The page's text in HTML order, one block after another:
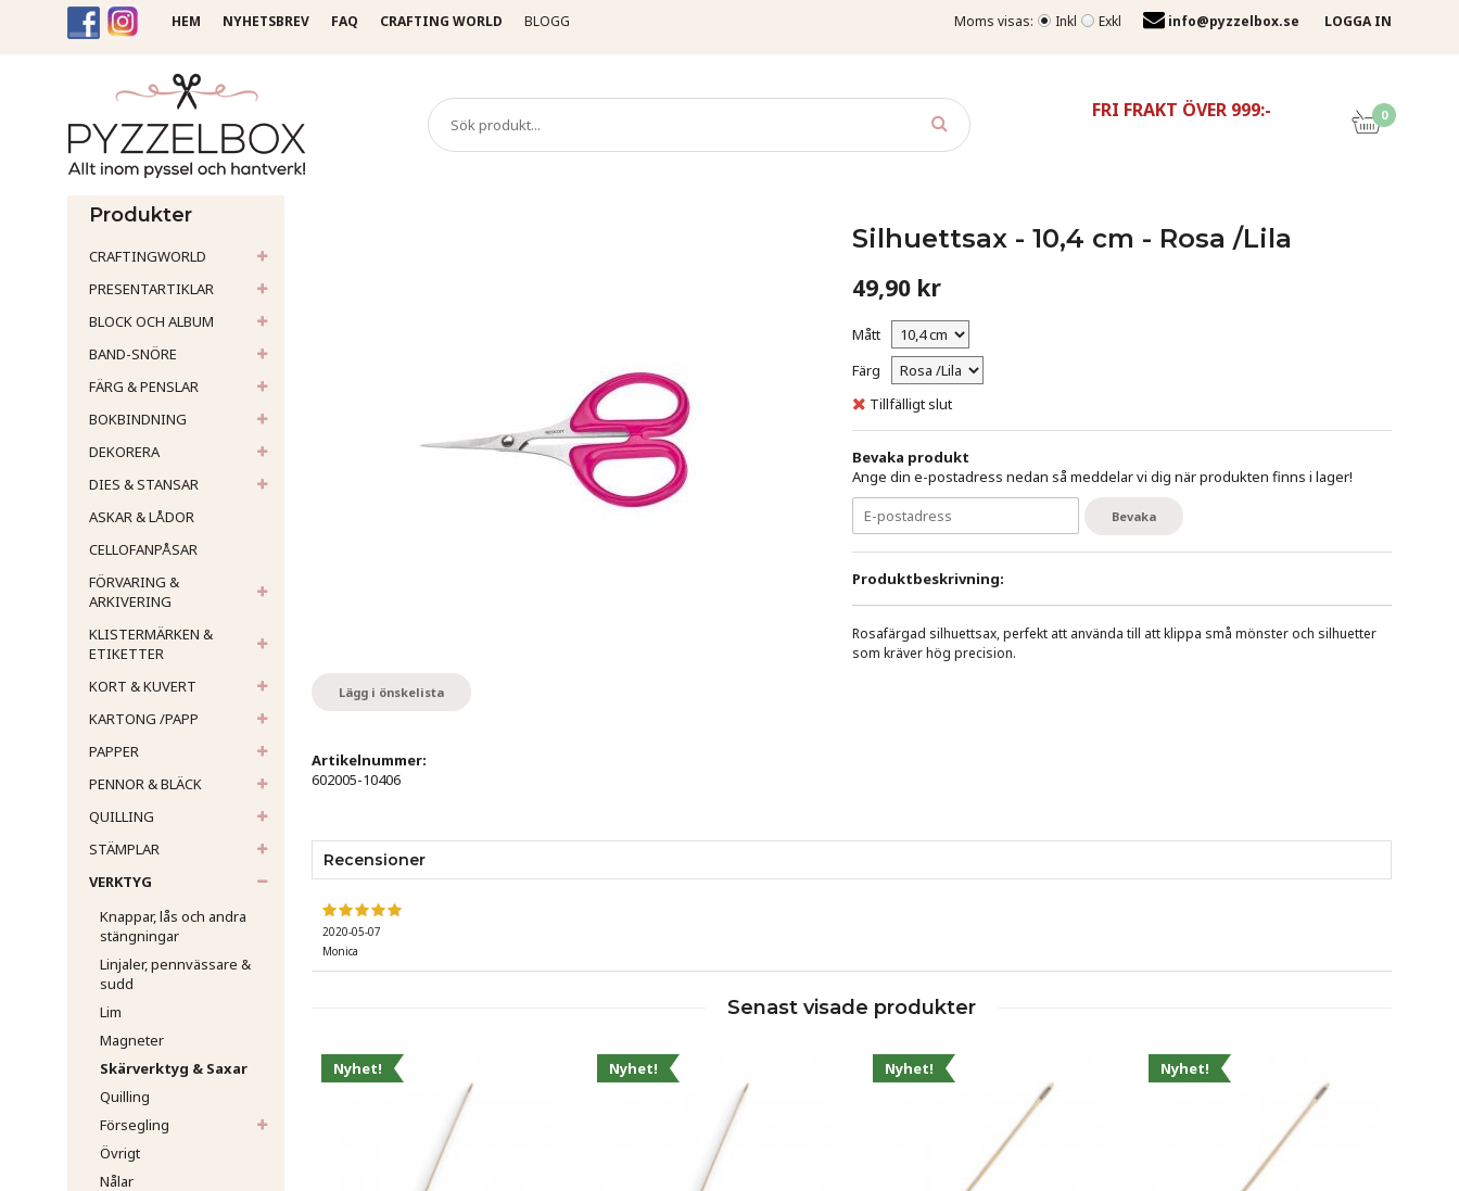
Moms visas: Inkl Exkl info@pyzzelbox.se LOGGA IN
HEM NYHETSBREV FAQ CRAFTING WORLD BLOGG
FRI FRAKT ÖVER 999:- 0
Produkter
CRAFTINGWORLD
PRESENTARTIKLAR
BLOCK OCH ALBUM
BAND-SNÖRE
FÄRG & PENSLAR
BOKBINDNING
DEKORERA
DIES & STANSAR
ASKAR & LÅDOR
CELLOFANPÅSAR
FÖRVARING &
ARKIVERING
KLISTERMÄRKEN &
ETIKETTER
KORT & KUVERT
KARTONG /PAPP
PAPPER
PENNOR & BLÄCK
QUILLING
STÄMPLAR
VERKTYG
Knappar, lås och andra
stängningar
Linjaler, pennvässare &
sudd
Lim
Magneter
Skärverktyg & Saxar
Quilling
Försegling
Övrigt
Nålar
Silhuettsax - 10,4 cm - Rosa /Lila
49,90 kr
Mått
Färg
Tillfälligt slut
Bevaka produkt
Ange din e-postadress nedan så meddelar vi dig när produkten finns i lager!
Bevaka
Produktbeskrivning:
Rosafärgad silhuettsax, perfekt att använda till att klippa små mönster och silhuetter
som kräver hög precision.
Lägg i önskelista
Artikelnummer:
602005-10406
Recensioner
2020-05-07
Monica
Senast visade produkter
Nyhet! Nyhet! Nyhet! Nyhet!